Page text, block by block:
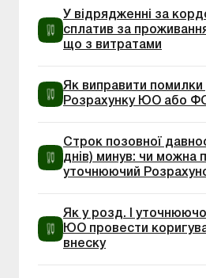
У відрядженні за
сплатив за
що з витратами
Як виправити помилки
Розрахунку ЮО або
Строк позовної
днів) минув: чи можна
уточнюючий
Як у розд. І
ЮО провести
внеску